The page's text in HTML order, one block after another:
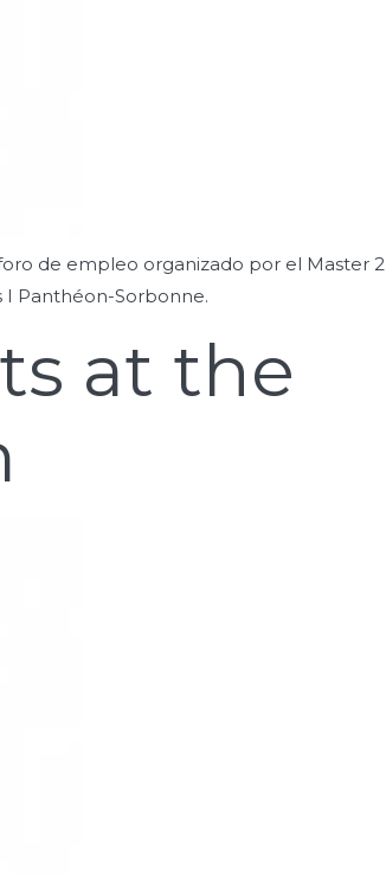
de empleo organizado por el Master 2
Panthéon-Sorbonne.
at the